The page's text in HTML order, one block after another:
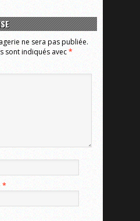
ne sera pas publiée.
sont indiqués avec*
*